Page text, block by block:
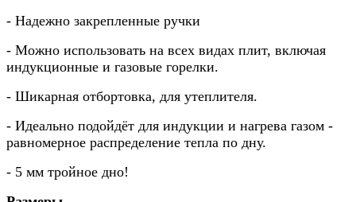
- Надежно закрепленные ручки
- Можно использовать на всех видах плит, включая
индукционные и газовые горелки.
- Шикарная отбортовка, для утеплителя.
- Идеально подойдёт для индукции и нагрева газом -
равномерное распределение тепла по дну.
- 5 мм тройное дно!